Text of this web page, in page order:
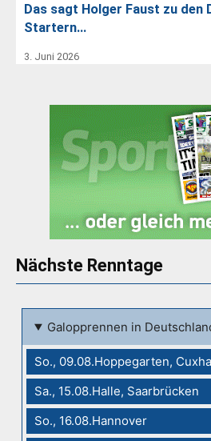
Das sagt Holger Faust zu den
Startern…
3. Juni 2026
Nächste Renntage
Galopprennen in
So., 09.08.Hoppegarten,
Sa., 15.08.Halle, Saarbrücken
So., 16.08.Hannover